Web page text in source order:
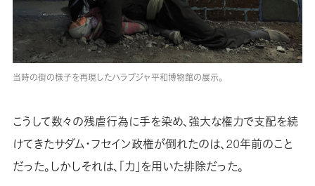
当時の街の様子を再現したハラブジャ平和博物館の展示。
こうして数々の残虐行為に手を染め、強大な権力で支配を続
けてきたサダム・フセイン政権が倒れたのは、20年前のこと
だった。しかしそれは、「力」を用いた排除だった。